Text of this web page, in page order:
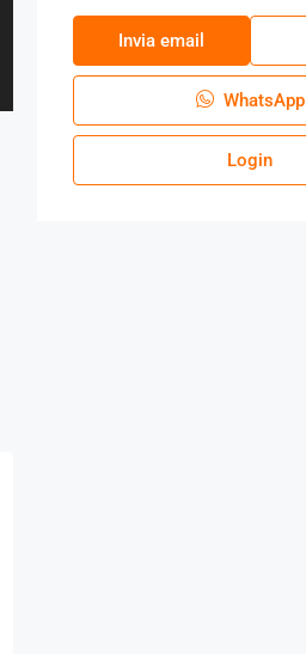
‏Invia email
WhatsApp
Login